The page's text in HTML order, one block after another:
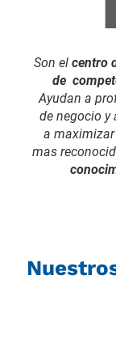
Son el centro
de
Ayudan a
de negocio
a
mas